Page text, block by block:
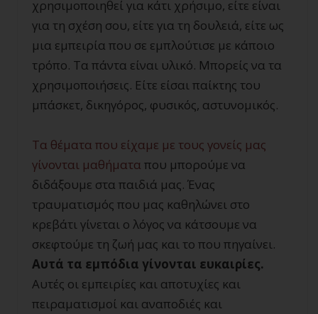
χρησιμοποιηθεί για κάτι χρήσιμο, είτε είναι
για τη σχέση σου, είτε για τη δουλειά, είτε ως
μια εμπειρία που σε εμπλούτισε με κάποιο
τρόπο. Τα πάντα είναι υλικό. Μπορείς να τα
χρησιμοποιήσεις. Είτε είσαι παίκτης του
μπάσκετ, δικηγόρος, φυσικός, αστυνομικός.
Τα θέματα που είχαμε με τους γονείς μας
γίνονται μαθήματα που μπορούμε να
διδάξουμε στα παιδιά μας. Ένας
τραυματισμός που μας καθηλώνει στο
κρεβάτι γίνεται ο λόγος να κάτσουμε να
σκεφτούμε τη ζωή μας και το που πηγαίνει.
Αυτά τα εμπόδια γίνονται ευκαιρίες.
Αυτές οι εμπειρίες και αποτυχίες και
πειραματισμοί και αναποδιές και